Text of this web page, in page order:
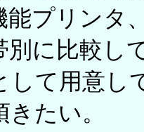
能プリンタ
別に比較し
して用意し
たい。